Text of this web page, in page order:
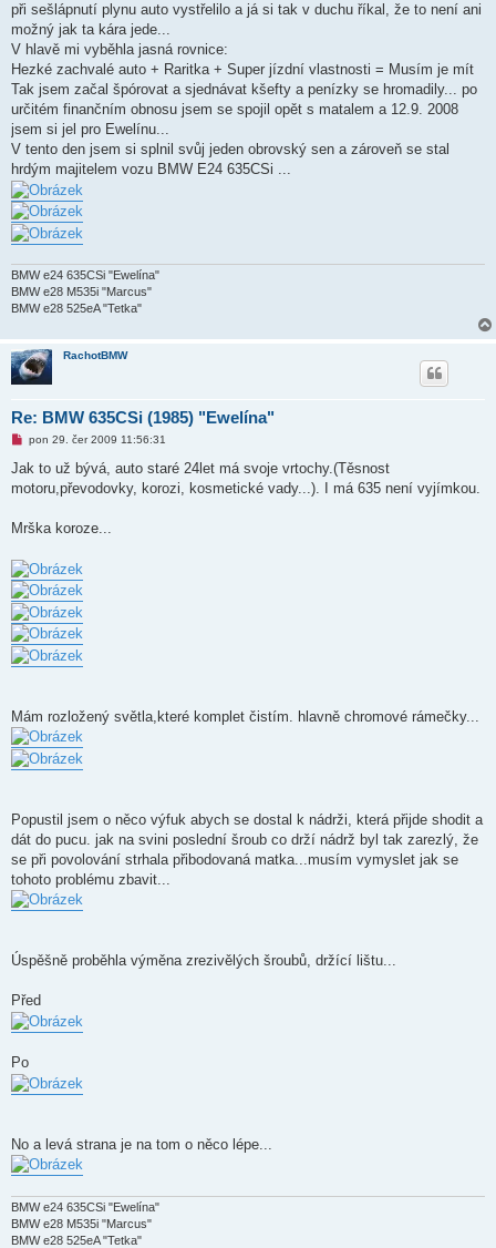
při sešlápnutí plynu auto vystřelilo a já si tak v duchu říkal, že to není ani
možný jak ta kára jede...
V hlavě mi vyběhla jasná rovnice:
Hezké zachvalé auto + Raritka + Super jízdní vlastnosti = Musím je mít
Tak jsem začal špórovat a sjednávat kšefty a penízky se hromadily... po
určitém finančním obnosu jsem se spojil opět s matalem a 12.9. 2008
jsem si jel pro Ewelínu...
V tento den jsem si splnil svůj jeden obrovský sen a zároveň se stal
hrdým majitelem vozu BMW E24 635CSi ...
BMW e24 635CSi "Ewelína"
BMW e28 M535i "Marcus"
BMW e28 525eA "Tetka"
RachotBMW
Re: BMW 635CSi (1985) "Ewelína"
N
v
p
s
ě
v
e
k
pon 29. čer 2009 11:56:31
Jak to už bývá, auto staré 24let má svoje vrtochy.(Těsnost
motoru,převodovky, korozi, kosmetické vady...). I má 635 není vyjímkou.
Mrška koroze...
Mám rozložený světla,které komplet čistím. hlavně chromové rámečky...
Popustil jsem o něco výfuk abych se dostal k nádrži, která přijde shodit a
dát do pucu. jak na svini poslední šroub co drží nádrž byl tak zarezlý, že
se při povolování strhala přibodovaná matka...musím vymyslet jak se
tohoto problému zbavit...
Úspěšně proběhla výměna zrezivělých šroubů, držící lištu...
Před
Po
No a levá strana je na tom o něco lépe...
BMW e24 635CSi "Ewelína"
BMW e28 M535i "Marcus"
BMW e28 525eA "Tetka"